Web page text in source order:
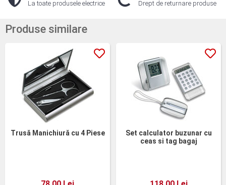
La toate produsele electrice Drept de returnare produse
Produse similare
Trusă Manichiură cu 4 Piese
Set calculator buzunar cu
ceas si tag bagaj